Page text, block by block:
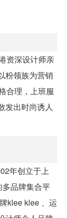
资深设计师亲
粉领族为营销
合理，上班服
发出时尚诱人
年创立于上
多品牌集合平
klee klee 、运